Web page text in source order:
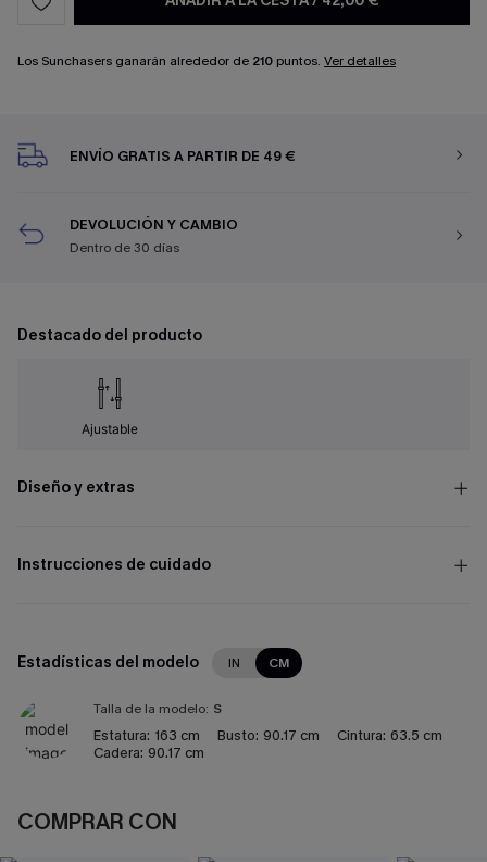
Los Sunchasers ganarán alrededor de 210 puntos. Ver detalles
ENVÍO GRATIS A PARTIR DE 49 €
DEVOLUCIÓN Y CAMBIO
Dentro de 30 días
Destacado del producto
Ajustable
Diseño y extras
Instrucciones de cuidado
Estadísticas del modelo IN CM
Talla de la modelo: S
Estatura: 163 cm Busto: 90.17 cm Cintura: 63.5 cm
Cadera: 90.17 cm
COMPRAR CON